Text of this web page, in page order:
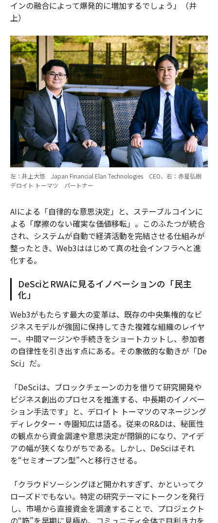
インの融合によって爆発的に増加するでしょう」（井
上）
左：井上大悠 Japan Financial Elan Technologies CEO、右：赤星弘樹
デロイト トーマツ パートナー
AIによる「自律的な意思決定」と、ステーブルコインに
よる「摩擦のない確実な価値移転」。このふたつが統合
され、システムが自動で経済活動を完結させる仕組みが
整ったとき、Web3ははじめて真の社会インフラへと進
化する。
DeSciとRWAに見るイノベーションの「民主
化」
Web3がもたらす最大の変革は、既存の中央集権的なビ
ジネスモデルが強固に保持してきた複雑な組織のレイヤ
ー、中間マージンや手続きをショートカットし、参加者
の自律性を引き出す点にある。その象徴的な動きが「De
Sci」だ。
「DeSciは、ブロックチェーンの力を借りて研究開発や
ビジネス創出のプロセスを推進する、中長期のイノベー
ション手法です」と、デロイト トーマツのマネージング
ディレクター・寺園知広は語る。従来のR&Dは、秘匿性
の観点から資金調達や意思決定が閉鎖的になり、アイデ
アの幅が狭くなりがちである。しかし、DeSciはそれ
を“セミオープン型”へと移行させる。
「クラウドソーシングほど開かれすぎず、かといってク
ローズドでもない。特定の研究テーマにトークンを発行
し、市場から直接資金を調達することで、プロジェクト
の“筋”を早期に見極め、コミュニティ全体で目利き力を